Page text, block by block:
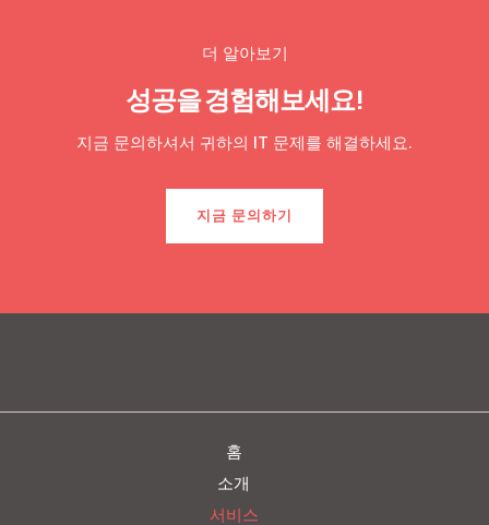
더 알아보기
성공을 경험해보세요!
지금 문의하셔서 귀하의 IT 문제를 해결하세요.
지금 문의하기
홈
소개
서비스